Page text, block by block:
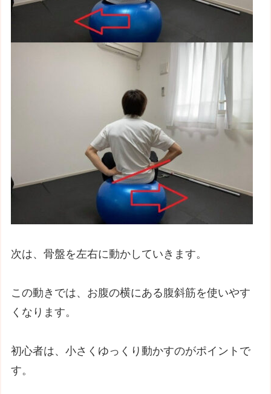
次は、骨盤を左右に動かしていきます。
この動きでは、お腹の横にある腹斜筋を使いやす
くなります。
初心者は、小さくゆっくり動かすのがポイントで
す。